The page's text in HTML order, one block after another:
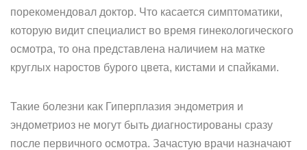
порекомендовал доктор. Что касается симптоматики,
которую видит специалист во время гинекологического
осмотра, то она представлена наличием на матке
круглых наростов бурого цвета, кистами и спайками.
Такие болезни как Гиперплазия эндометрия и
эндометриоз не могут быть диагностированы сразу
после первичного осмотра. Зачастую врачи назначают